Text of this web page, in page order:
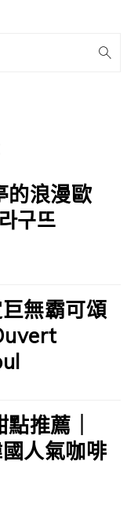
的浪漫歐
구뜨
無霸可頌
推薦｜
人氣咖啡